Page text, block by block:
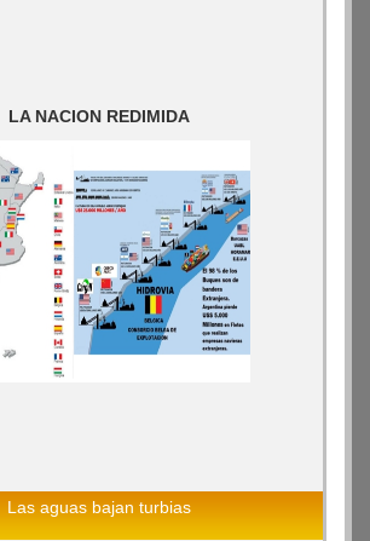
LA NACION REDIMIDA
Las aguas bajan turbias